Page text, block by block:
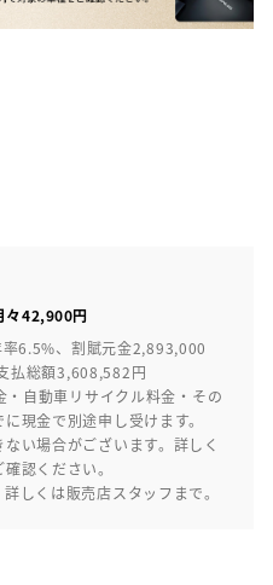
々42,900円
率6.5%、割賦元金2,893,000
払総額3,608,582円
・自動車リサイクル料金・その
現金で別途申し受けます。
い場合がございます。詳しく
認ください。
しくは販売店スタッフまで。